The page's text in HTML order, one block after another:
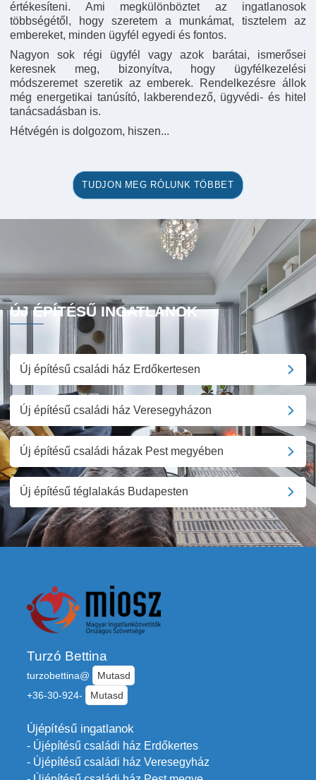
értékesíteni. Ami megkülönböztet az ingatlanosok
többségétől, hogy szeretem a munkámat, tisztelem az
embereket, minden ügyfél egyedi és fontos.
Nagyon sok régi ügyfél vagy azok barátai, ismerősei
keresnek meg, bizonyítva, hogy ügyfélkezelési
módszeremet szeretik az emberek. Rendelkezésre állok
még energetikai tanúsító, lakberendező, ügyvédi- és hitel
tanácsadásban is.
Hétvégén is dolgozom, hiszen...
TUDJON MEG RÓLUNK TÖBBET
ÚJ ÉPÍTÉSŰ INGATLANOK
Új építésű családi ház Erdőkertesen
Új építésű családi ház Veresegyházon
Új építésű családi házak Pest megyében
Új építésű téglalakás Budapesten
Turzó Bettina
turzobettina@
Mutasd
+36-30-924-
Mutasd
Újépítésű ingatlanok
- Újépítésű családi ház Erdőkertes
- Újépítésű családi ház Veresegyház